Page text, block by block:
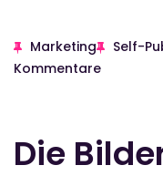
Marketing Self-
Kommentare
Die